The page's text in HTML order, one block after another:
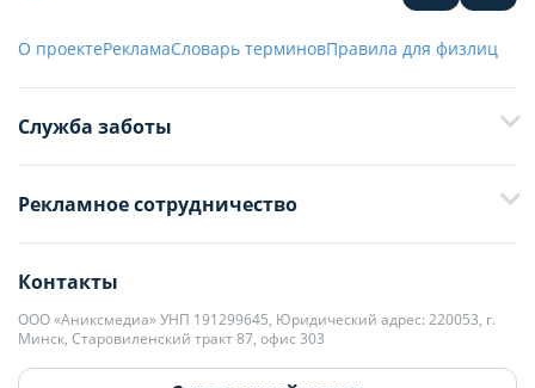
О проектеРекламаСловарь терминовПравила для физлиц
Служба заботы
+375 33 376-13-70
editor@domovita.by
Мы принимаем звонки и отвечаем на письма в будние дни с 9:00 до
18:00.
Рекламное сотрудничество
kb@domovita.by
+375 29 179-11-28 Владислав Гладченко
vg@domovita.by
Контакты
ООО «Аниксмедиа» УНП 191299645, Юридический адрес: 220053, г.
Минск, Старовиленский тракт 87, офис 303